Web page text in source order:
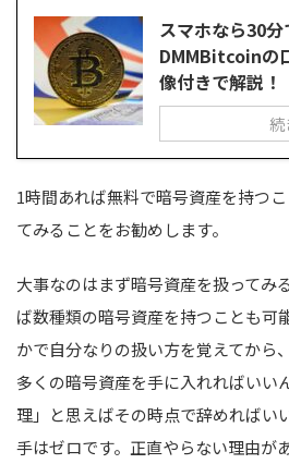
スマホなら30分
DMMBitcoinの
像付きで解説！
続
1時間あれば無料で暗号資産を持つ
てみることをお勧めします。
大事なのはまず暗号資産を扱ってみ
ば数種類の暗号資産を持つことも可
かで自分なりの扱い方を覚えてから
多くの暗号資産を手に入れればいい
理」と思えばその時点で辞めればい
手はゼロです。正直やらない理由が